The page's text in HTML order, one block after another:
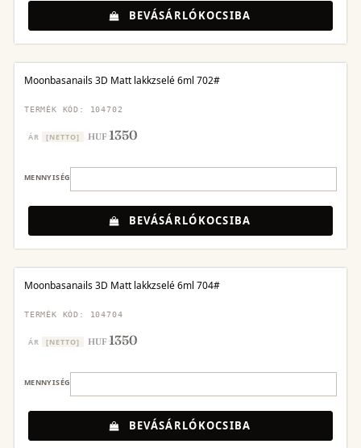
BEVÁSÁRLÓKOCSIBA
Moonbasanails 3D Matt lakkzselé 6ml 702#
TERMÉK KÓD: 104702
ÁR [NETTO] HUF1350
MENNYISÉG
BEVÁSÁRLÓKOCSIBA
Moonbasanails 3D Matt lakkzselé 6ml 704#
TERMÉK KÓD: 104704
ÁR [NETTO] HUF1350
MENNYISÉG
BEVÁSÁRLÓKOCSIBA